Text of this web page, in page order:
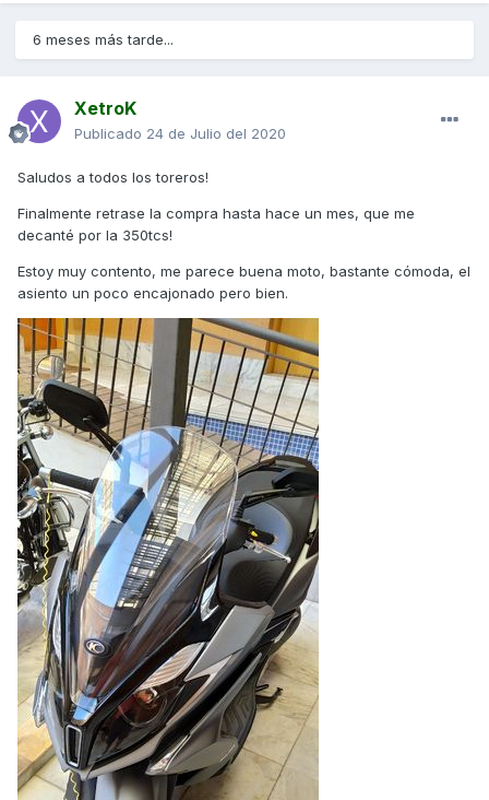
6 meses más tarde...
XetroK
Publicado 24 de Julio del 2020
Saludos a todos los toreros!
Finalmente retrase la compra hasta hace un mes, que me
decanté por la 350tcs!
Estoy muy contento, me parece buena moto, bastante cómoda, el
asiento un poco encajonado pero bien.